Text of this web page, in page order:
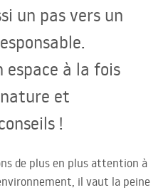
un pas vers un
espace à la fois
et
!
de plus en plus attention à
il vaut la peine